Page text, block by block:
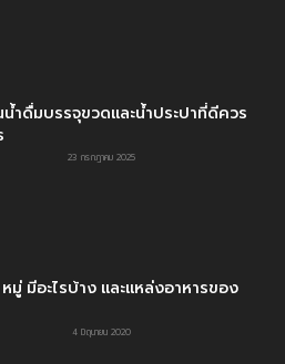
น้ำดื่มบรรจุขวดและน้ำประปาที่ดีควร
23 กรกฎาคม 2025
มู่ มีอะไรบ้าง และแหล่งอาหารของ
4 มิถุนายน 2020